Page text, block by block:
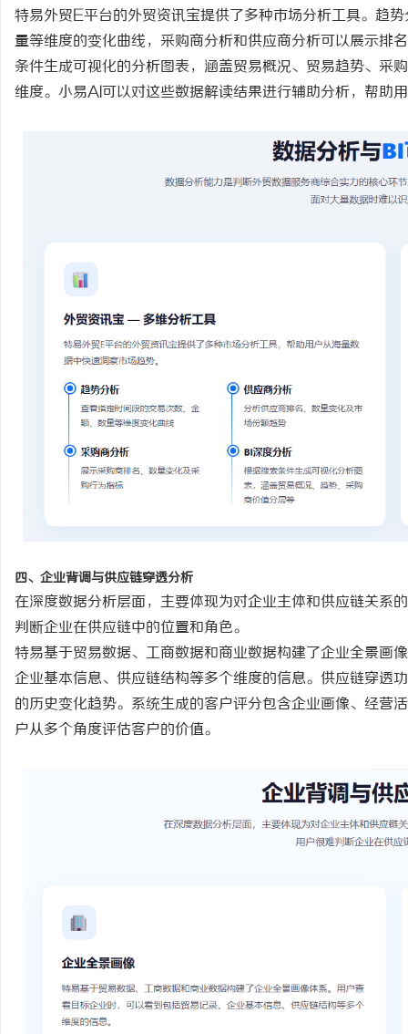
特易外贸E平台的外贸资讯宝提供了多种市场分析工具。趋
量等维度的变化曲线，采购商分析和供应商分析可以展示排
条件生成可视化的分析图表，涵盖贸易概况、贸易趋势、采
维度。小易AI可以对这些数据解读结果进行辅助分析，帮助
四、企业背调与供应链穿透分析
在深度数据分析层面，主要体现为对企业主体和供应链关系
判断企业在供应链中的位置和角色。
特易基于贸易数据、工商数据和商业数据构建了企业全景画
企业基本信息、供应链结构等多个维度的信息。供应链穿透
的历史变化趋势。系统生成的客户评分包含企业画像、经营
户从多个角度评估客户的价值。